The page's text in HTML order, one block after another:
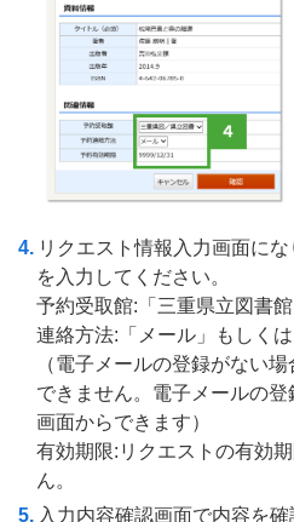
リクエスト情報入力画面に
を入力してください。
予約受取館:「三重県立図書
連絡方法:「メール」もしく
（電子メールの登録がない
できません。電子メールの登
画面からできます）
有効期限:リクエストの有効
ん。
入力内容確認画面で内容を